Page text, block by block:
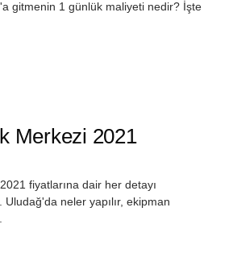
gitmenin 1 günlük maliyeti nedir? İşte
Merkezi 2021
fiyatlarına dair her detayı
Uludağ'da neler yapılır, ekipman